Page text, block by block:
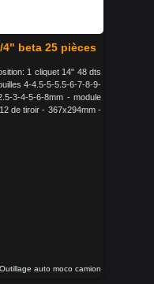
beta 25 pièces
1 cliquet 14" 48 dts
4-4.5-5-5.5-6-7-8-9-
3-4-5-6-8mm - module
de tiroir - 367x294mm -
Outillage auto moco camion